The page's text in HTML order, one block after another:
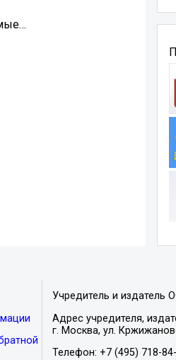
Учредитель и издатель
Адрес учредителя,
г. Москва, ул.
Телефон: +7 (495) 718-